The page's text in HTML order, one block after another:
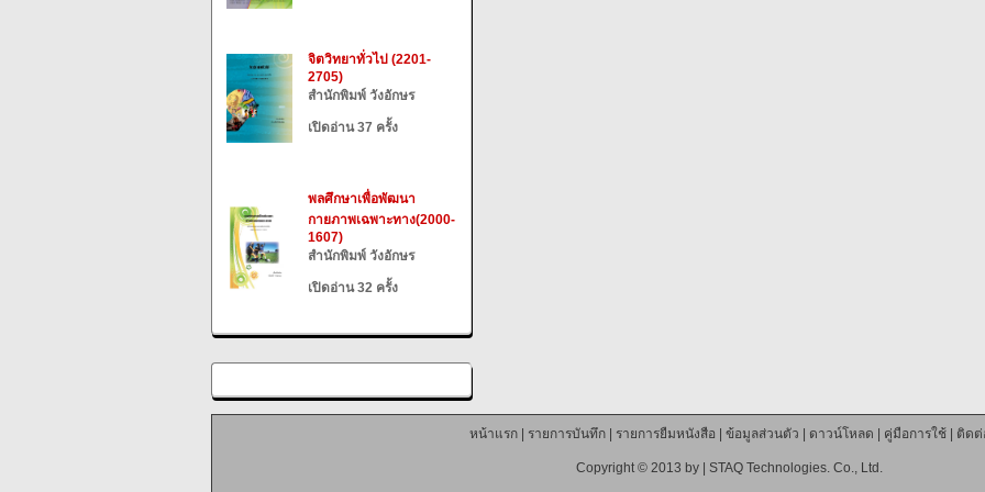
จิตวิทยาทั่วไป (2201-
2705)
สำนักพิมพ์ วังอักษร
เปิดอ่าน 37 ครั้ง
พลศึกษาเพื่อพัฒนา
กายภาพเฉพาะทาง(2000-
1607)
สำนักพิมพ์ วังอักษร
เปิดอ่าน 32 ครั้ง
หน้าแรก| รายการบันทึก| รายการยืมหนังสือ ข้อมูลส่วนตัว ดาวน์โหลด คู่มือการใช้| ติดต่
Copyright © 2013 by | STAQ Technologies. Co., Ltd.